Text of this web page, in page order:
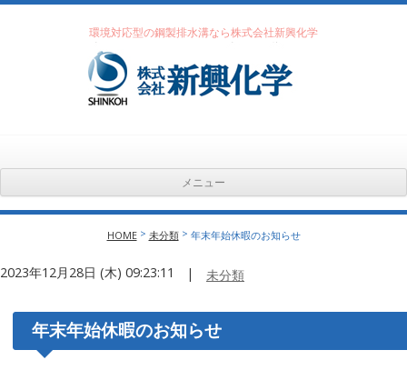
環境対応型の鋼製排水溝なら株式会社新興化学
メニュー
コンテンツへ移動
HOME> 未分類> 年末年始休暇のお知らせ
2023年12月28日 (木) 09:23:11 | 未分類
年末年始休暇のお知らせ